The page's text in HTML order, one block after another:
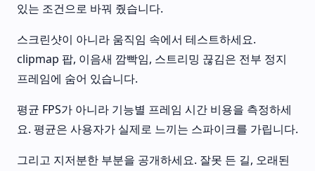
있는 조건으로 바꿔 줬습니다.
스크린샷이 아니라 움직임 속에서 테스트하세요.
clipmap 팝, 이음새 깜빡임, 스트리밍 끊김은 전부 정지
프레임에 숨어 있습니다.
평균 FPS가 아니라 기능별 프레임 시간 비용을 측정하세
요. 평균은 사용자가 실제로 느끼는 스파이크를 가립니다.
그리고 지저분한 부분을 공개하세요. 잘못 든 길, 오래된